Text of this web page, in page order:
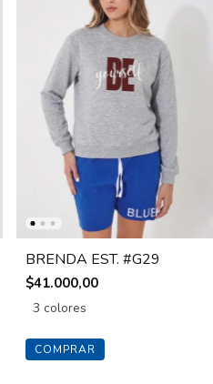
BRENDA EST. #G29
$41.000,00
3 colores
COMPRAR